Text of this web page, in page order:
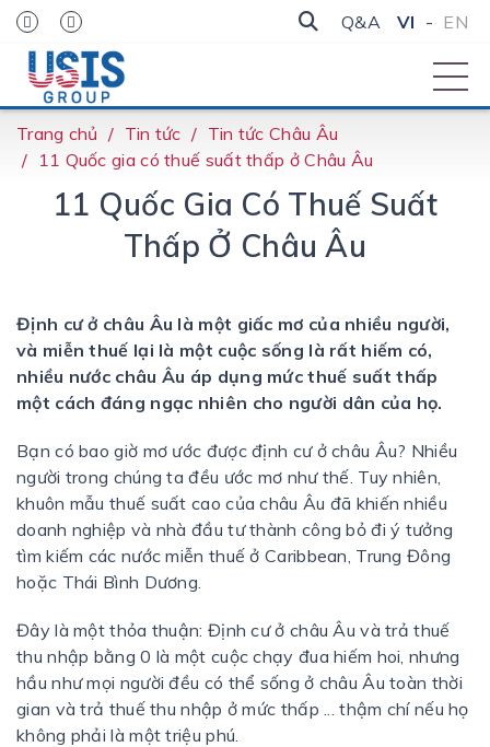
Q&A VI - EN
Trang chủ Tin tức
Tin tức Châu Âu
11 Quốc gia có thuế suất thấp ở Châu Âu
11 Quốc Gia Có Thuế Suất
Thấp Ở Châu Âu
Định cư ở châu Âu là một giấc mơ của nhiều người,
và miễn thuế lại là một cuộc sống là rất hiếm có,
nhiều nước châu Âu áp dụng mức thuế suất thấp
một cách đáng ngạc nhiên cho người dân của họ.
Bạn có bao giờ mơ ước được định cư ở châu Âu? Nhiều
người trong chúng ta đều ước mơ như thế. Tuy nhiên,
khuôn mẫu thuế suất cao của châu Âu đã khiến nhiều
doanh nghiệp và nhà đầu tư thành công bỏ đi ý tưởng
tìm kiếm các nước miễn thuế ở Caribbean, Trung Đông
hoặc Thái Bình Dương.
Đây là một thỏa thuận: Định cư ở châu Âu và trả thuế
thu nhập bằng 0 là một cuộc chạy đua hiếm hoi, nhưng
hầu như mọi người đều có thể sống ở châu Âu toàn thời
gian và trả thuế thu nhập ở mức thấp ... thậm chí nếu họ
không phải là một triệu phú.